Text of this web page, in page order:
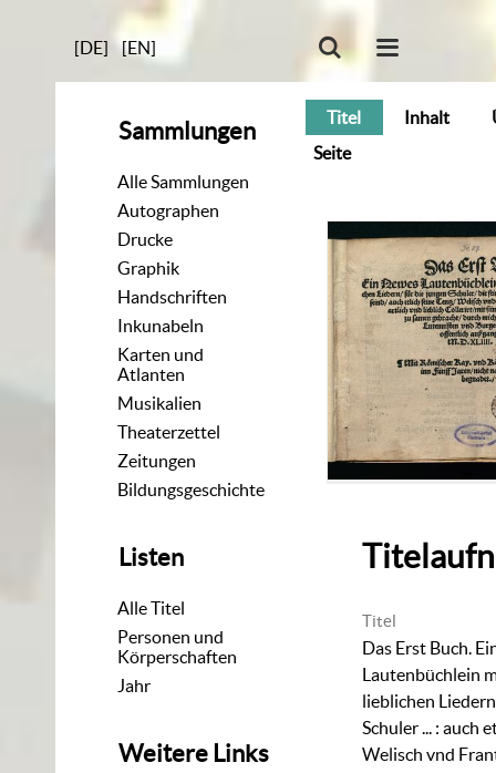
[DE] [EN]
Sammlungen
Alle Sammlungen
Autographen
Drucke
Graphik
Handschriften
Inkunabeln
Karten und
Atlanten
Musikalien
Theaterzettel
Zeitungen
Bildungsgeschichte
Listen
Alle Titel
Personen und
Körperschaften
Jahr
Weitere Links
Titel Inhalt
Seite
Titel
Das Erst Buch.
Lautenbüchlein
lieblichen
Schuler ... :auch
Welisch vnd